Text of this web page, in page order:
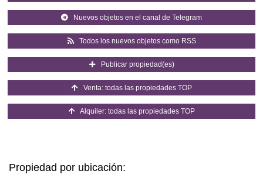
Nuevos objetos en el canal de Telegram
Todos los nuevos objetos como RSS
Publicar propiedad(es)
Venta: todas las propiedades TOP
Alquiler: todas las propiedades TOP
Propiedad por ubicación: